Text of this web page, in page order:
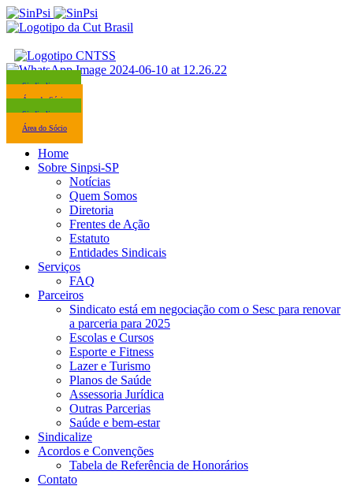
Sindicalize-se
Área do Sócio
Sindicalize-se
Área do Sócio
Home
Sobre Sinpsi-SP
Notícias
Quem Somos
Diretoria
Frentes de Ação
Estatuto
Entidades Sindicais
Serviços
FAQ
Parceiros
Sindicato está em negociação com o Sesc para renovar
a parceria para 2025
Escolas e Cursos
Esporte e Fitness
Lazer e Turismo
Planos de Saúde
Assessoria Jurídica
Outras Parcerias
Saúde e bem-estar
Sindicalize
Acordos e Convenções
Tabela de Referência de Honorários
Contato